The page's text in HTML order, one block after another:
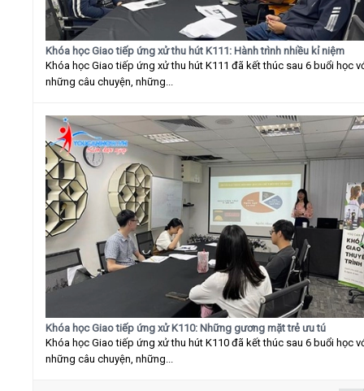
Khóa học Giao tiếp ứng xử thu hút K111: Hành trình nhiều kỉ niệm
Khóa học Giao tiếp ứng xử thu hút K111 đã kết thúc sau 6 buổi học
những câu chuyện, những...
Khóa học Giao tiếp ứng xử K110: Những gương mặt trẻ ưu tú
Khóa học Giao tiếp ứng xử thu hút K110 đã kết thúc sau 6 buổi học
những câu chuyện, những...